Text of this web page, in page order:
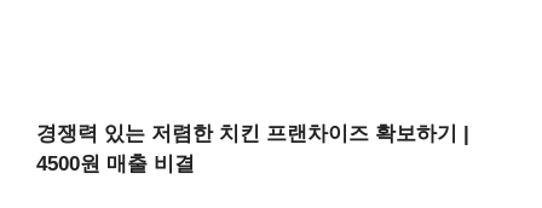
경쟁력 있는 저렴한 치킨 프랜차이즈 확보하기 |
4500원 매출 비결